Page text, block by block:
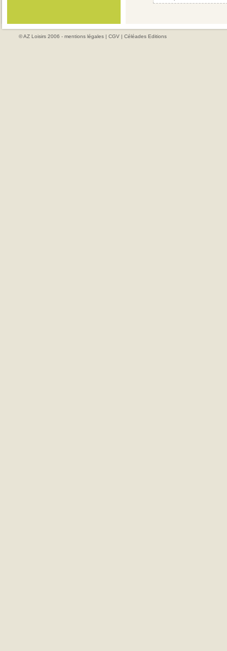
© AZ Loisirs 2006 - mentions légales | CGV | Céléades Editions